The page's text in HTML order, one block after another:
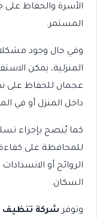
الأسرة والحفاظ على
المستمر.
وفي حال وجود
المنزلية، يمكن
عجمان للحفاظ على
داخل المنزل أو في
كما يُنصح بإجراء
للمحافظة على
الروائح أو
السكان.
وتوفر شركة تنظيف